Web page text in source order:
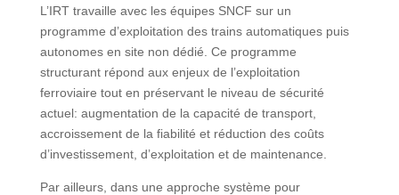
L’IRT travaille avec les équipes SNCF sur un
programme d’exploitation des trains automatiques puis
autonomes en site non dédié. Ce programme
structurant répond aux enjeux de l’exploitation
ferroviaire tout en préservant le niveau de sécurité
actuel: augmentation de la capacité de transport,
accroissement de la fiabilité et réduction des coûts
d’investissement, d’exploitation et de maintenance.
Par ailleurs, dans une approche système pour